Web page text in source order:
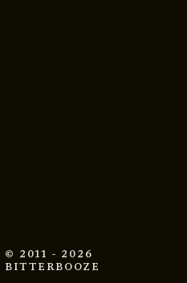
© 2011 - 2026
BITTERBOOZE